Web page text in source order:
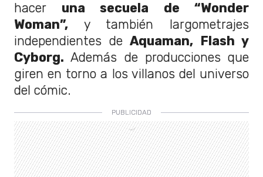
hacer una secuela de “Wonder
Woman”, y también largometrajes
independientes de Aquaman, Flash y
Cyborg. Además de producciones que
giren en torno a los villanos del universo
del cómic.